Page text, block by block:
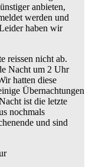
anbieten,
werden und
haben wir
reissen nicht ab.
Nacht um 2 Uhr
hatten diese
Übernachtungen
ist die letzte
nochmals
und sind